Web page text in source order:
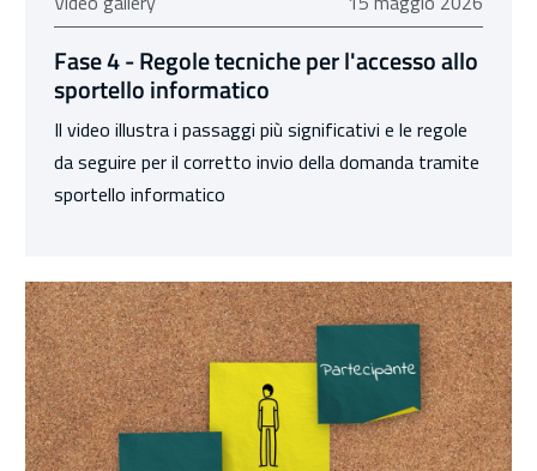
Fase 4 - Regole tecniche per l'accesso allo
sportello informatico
Il video illustra i passaggi più significativi e le regole
da seguire per il corretto invio della domanda tramite
sportello informatico